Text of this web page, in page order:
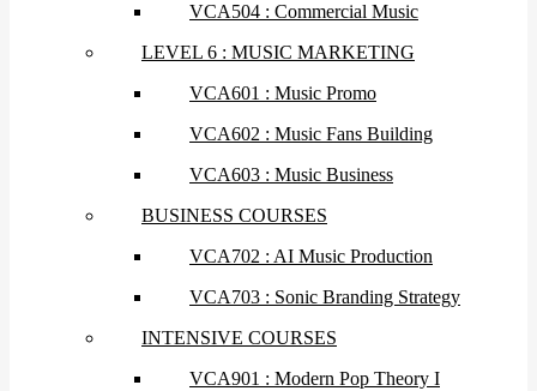
VCA504 : Commercial Music
LEVEL 6 : MUSIC MARKETING
VCA601 : Music Promo
VCA602 : Music Fans Building
VCA603 : Music Business
BUSINESS COURSES
VCA702 : AI Music Production
VCA703 : Sonic Branding Strategy
INTENSIVE COURSES
VCA901 : Modern Pop Theory I